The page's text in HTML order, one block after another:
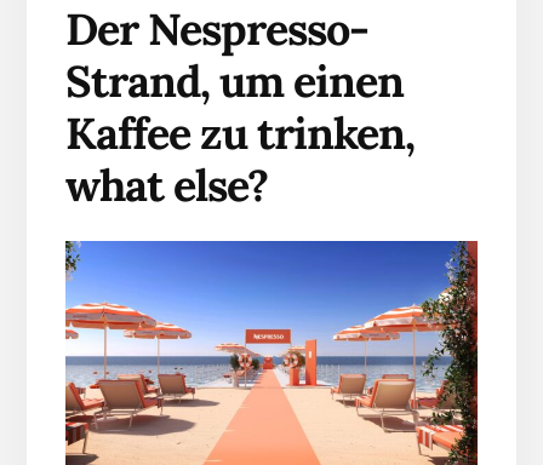
Der Nespresso-
Strand, um einen
Kaffee zu trinken,
what else?